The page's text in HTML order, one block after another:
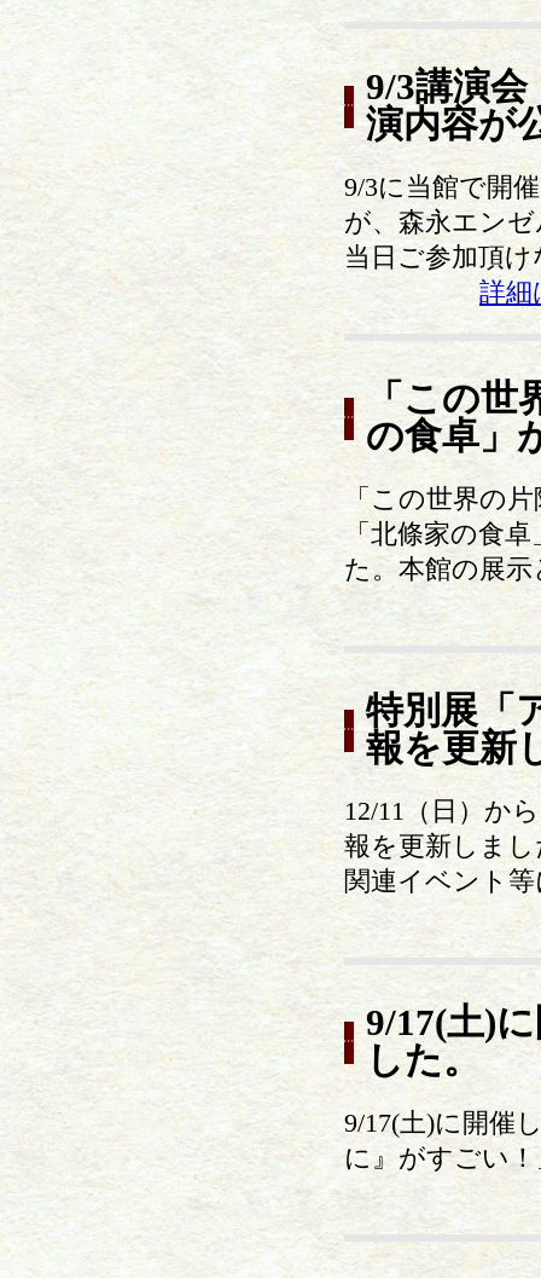
9/3講演
演内容が
9/3に当館で開
が、森永エン
当日ご参加頂
詳細
「この世
の食卓」
「この世界の
「北條家の食
た。本館の展
特別展「
報を更新
12/11（日）か
報を更新しま
関連イベント
9/17(土)
した。
9/17(土)に開催
に』がすごい